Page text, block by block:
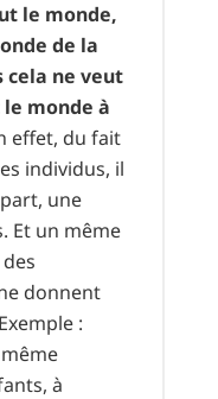
le monde,
de la
cela ne veut
monde à
effet, du fait
individus, il
une
Et un même
donnent
:
à